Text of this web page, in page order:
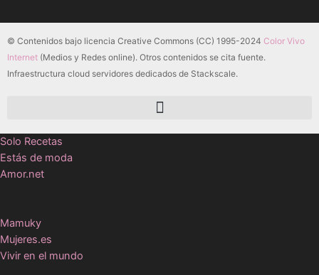
© Contenidos bajo licencia Creative Commons (CC) 1995-2024 Color Vivo
Internet (Medios y Redes online). Otros contenidos se cita fuente.
Infraestructura cloud servidores dedicados de Stackscale.
Solo Recetas
Estás de moda
Amor.net
Mamuky
Mujeres.es
Vivir en el mundo